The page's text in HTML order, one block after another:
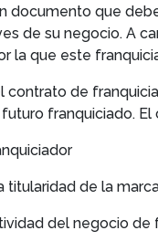
documento que
de su negocio. A
la que este
contrato de
franquiciado.
titularidad de la
del negocio de